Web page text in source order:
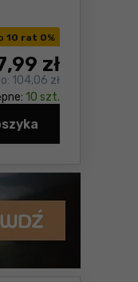
10 rat 0%
,99 zł
104,06 zł
10 szt.
laserowy